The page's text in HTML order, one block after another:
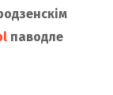
паводле